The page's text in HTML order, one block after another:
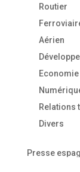
Routier
Aérien
Economie
Relations
Divers
Presse